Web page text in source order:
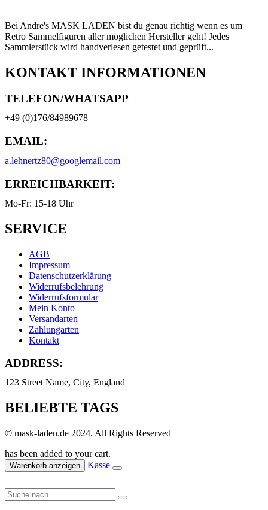
Bei Andre's MASK LADEN bist du genau richtig wenn es um
Retro Sammelfiguren aller möglichen Hersteller geht! Jedes
Sammlerstück wird handverlesen getestet und geprüft...
KONTAKT INFORMATIONEN
TELEFON/WHATSAPP
+49 (0)176/84989678
EMAIL:
a.lehnertz80@googlemail.com
ERREICHBARKEIT:
Mo-Fr: 15-18 Uhr
SERVICE
AGB
Impressum
Datenschutzerklärung
Widerrufsbelehrung
Widerrufsformular
Mein Konto
Versandarten
Zahlungarten
Kontakt
ADDRESS:
123 Street Name, City, England
BELIEBTE TAGS
© mask-laden.de 2024. All Rights Reserved
has been added to your cart.
Warenkorb anzeigen Kasse